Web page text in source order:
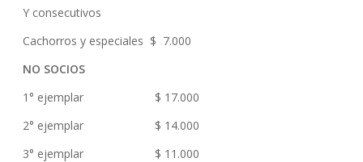
Y consecutivos
Cachorros y especiales $ 7.000
NO SOCIOS
1° ejemplar $ 17.000
2° ejemplar $ 14.000
3° ejemplar $ 11.000